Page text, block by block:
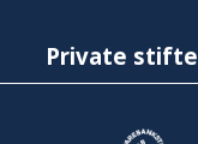
Private